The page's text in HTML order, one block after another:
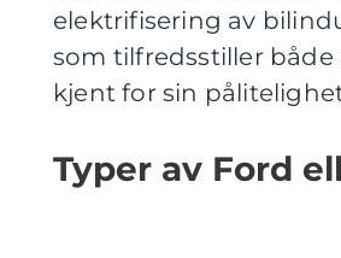
elektrifisering av
som tilfredsstiller
kjent for sin
Typer av Ford